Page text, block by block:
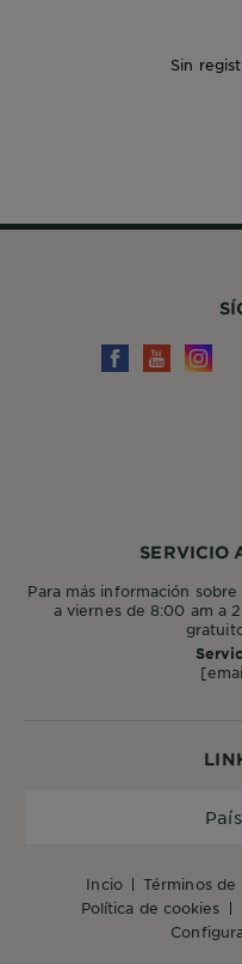
Sin
incio términos de
política de cookies
País
SERVICIO
Para más información
a viernes de 8:00 am a